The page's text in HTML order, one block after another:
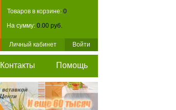
Товаров в корзине: 0
На сумму: 0.00 руб.
Личный кабинет Войти
Контакты Помощь